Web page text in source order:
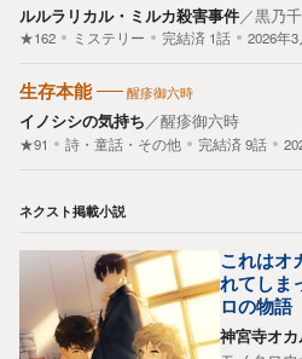
ルルラリカル・ミルカ殺害事件／黒乃
★162 ミステリー 完結済 1話 2026年
生存本能 醒疹御六時
イノシシの気持ち／醒疹御六時
★91 詩・童話・その他 完結済9話
ネクスト掲載小説
これはオ
れてしま
ロの物語
神宮寺オ